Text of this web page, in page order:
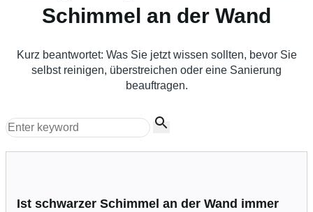
Schimmel an der Wand
Kurz beantwortet: Was Sie jetzt wissen sollten, bevor Sie
selbst reinigen, überstreichen oder eine Sanierung
beauftragen.
Ist schwarzer Schimmel an der Wand immer